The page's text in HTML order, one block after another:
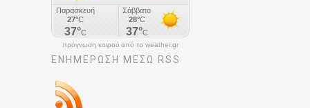
πρόγνωση καιρού από το weather.gr
ΕΝΗΜΈΡΩΣΉ ΜΕΣΩ RSS